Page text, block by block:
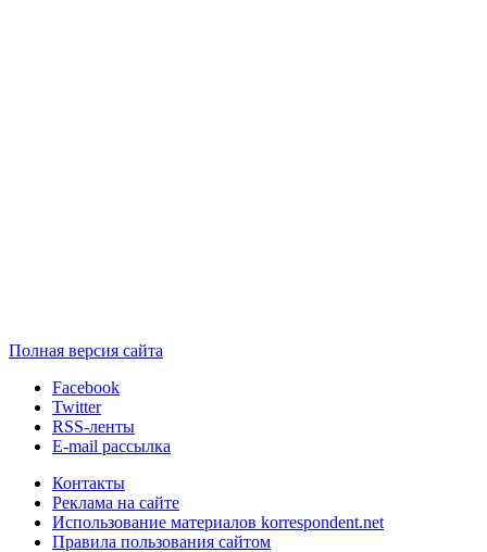
Полная версия сайта
Facebook
Twitter
RSS-ленты
E-mail рассылка
Контакты
Реклама на сайте
Использование материалов korrespondent.net
Правила пользования сайтом